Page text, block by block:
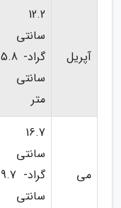
آپریل
12.2
سانتی
گراد- 5.8
سانتی
متر
می
16.7
سانتی
گراد- 9.7
سانتی